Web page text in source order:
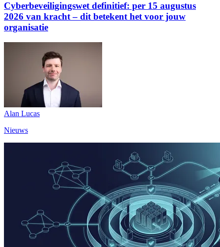
Cyberbeveiligingswet definitief: per 15 augustus
2026 van kracht – dit betekent het voor jouw
organisatie
Alan Lucas
Nieuws